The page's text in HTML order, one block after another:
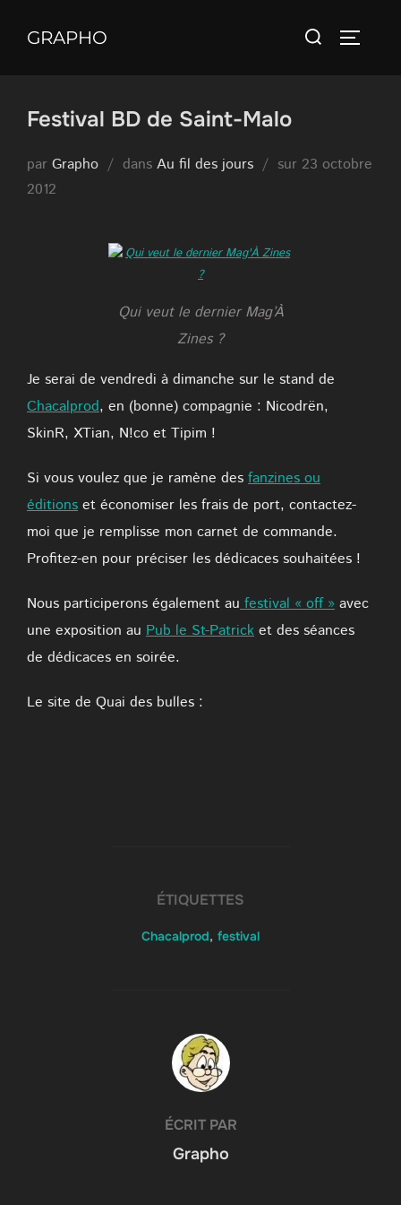
GRAPHO Rechercher :
Festival BD de Saint-Malo
par Grapho dans Au fil des jours sur Publié
23 octobre
2012
Qui veut le dernier Mag’À
Zines ?
Je serai de vendredi à dimanche sur le stand de
Chacalprod, en (bonne) compagnie : Nicodrën,
SkinR, XTian, N!co et Tipim !
Si vous voulez que je ramène des fanzines ou
éditions et économiser les frais de port, contactez-
moi que je remplisse mon carnet de commande.
Profitez-en pour préciser les dédicaces souhaitées !
Nous participerons également au festival « off » avec
une exposition au Pub le St-Patrick et des séances
de dédicaces en soirée.
Le site de Quai des bulles :
ÉTIQUETTES
Chacalprod, festival
AUTEUR DE LA PUBLICATION
ÉCRIT PAR
Grapho